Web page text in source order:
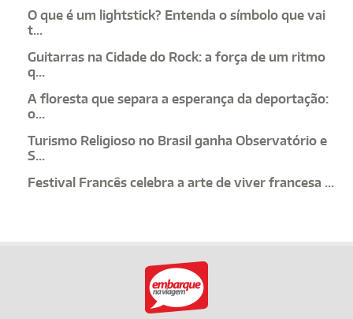
O que é um lightstick? Entenda o símbolo que vai
t...
Guitarras na Cidade do Rock: a força de um ritmo
q...
A floresta que separa a esperança da deportação:
o...
Turismo Religioso no Brasil ganha Observatório e
S...
Festival Francês celebra a arte de viver francesa ...